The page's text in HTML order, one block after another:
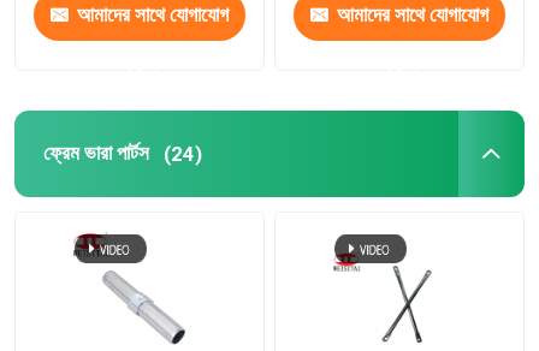
ফর্মওয়ার্ক আনুষাঙ্গিক
স্ক্যাফোোল্ডিং জাল কাপলার
কুইন সাইজ প্ল্যাটফর্মের বিছানা
আমাদের সাথে যোগাযোগ আমাদের সাথে যোগাযোগ
ফ্রেম ভারা পার্টস (24)